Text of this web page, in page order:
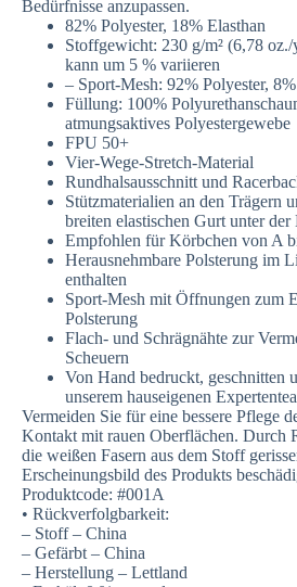
Bedürfnisse anzupassen.
82% Polyester, 18% Elasthan
Stoffgewicht: 230 g/m² (6,78
kann um 5 % variieren
– Sport-Mesh: 92% Polyester,
Füllung: 100%
atmungsaktives Polyestergewebe
FPU 50+
Vier-Wege-Stretch-Material
Rundhalsausschnitt und
Stützmaterialien an den Trägern
breiten elastischen Gurt unter der
Empfohlen für Körbchen von A
Herausnehmbare Polsterung im
enthalten
Sport-Mesh mit Öffnungen zum
Polsterung
Flach- und Schrägnähte zur
Scheuern
Von Hand bedruckt, geschnitten
unserem hauseigenen
Vermeiden Sie für eine bessere Pflege
Kontakt mit rauen Oberflächen. Durch
die weißen Fasern aus dem Stoff
Erscheinungsbild des Produkts
Produktcode: #001A
• Rückverfolgbarkeit:
– Stoff – China
– Gefärbt – China
– Herstellung – Lettland